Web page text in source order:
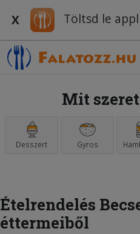
X Töltsd le
Mit
Desszert Gyros
Ételrendelés
éttermeiből